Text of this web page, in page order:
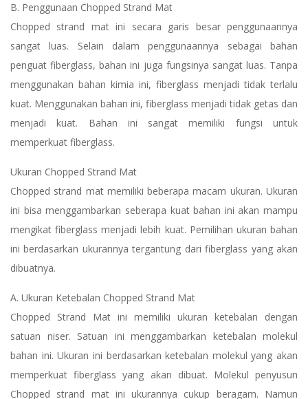
B. Penggunaan Chopped Strand Mat
Chopped strand mat ini secara garis besar penggunaannya
sangat luas. Selain dalam penggunaannya sebagai bahan
penguat fiberglass, bahan ini juga fungsinya sangat luas. Tanpa
menggunakan bahan kimia ini, fiberglass menjadi tidak terlalu
kuat. Menggunakan bahan ini, fiberglass menjadi tidak getas dan
menjadi kuat. Bahan ini sangat memiliki fungsi untuk
memperkuat fiberglass.
Ukuran Chopped Strand Mat
Chopped strand mat memiliki beberapa macam ukuran. Ukuran
ini bisa menggambarkan seberapa kuat bahan ini akan mampu
mengikat fiberglass menjadi lebih kuat. Pemilihan ukuran bahan
ini berdasarkan ukurannya tergantung dari fiberglass yang akan
dibuatnya.
A. Ukuran Ketebalan Chopped Strand Mat
Chopped Strand Mat ini memiliki ukuran ketebalan dengan
satuan niser. Satuan ini menggambarkan ketebalan molekul
bahan ini. Ukuran ini berdasarkan ketebalan molekul yang akan
memperkuat fiberglass yang akan dibuat. Molekul penyusun
Chopped strand mat ini ukurannya cukup beragam. Namun